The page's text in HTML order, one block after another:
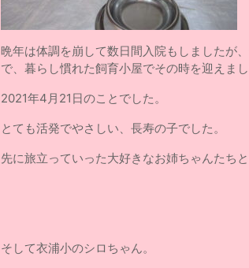
晩年は体調を崩して数日間入院もしましたが
で、暮らし慣れた飼育小屋でその時を迎えまし
2021年4月21日のことでした。
とても活発でやさしい、長寿の子でした。
先に旅立っていった大好きなお姉ちゃんたち
そして衣浦小のシロちゃん。